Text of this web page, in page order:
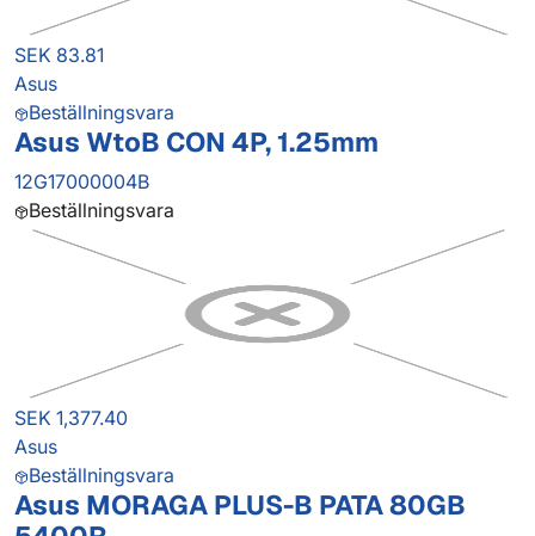
SEK 83.81
Asus
Beställningsvara
Asus WtoB CON 4P, 1.25mm
12G17000004B
Beställningsvara
SEK 1,377.40
Asus
Beställningsvara
Asus MORAGA PLUS-B PATA 80GB